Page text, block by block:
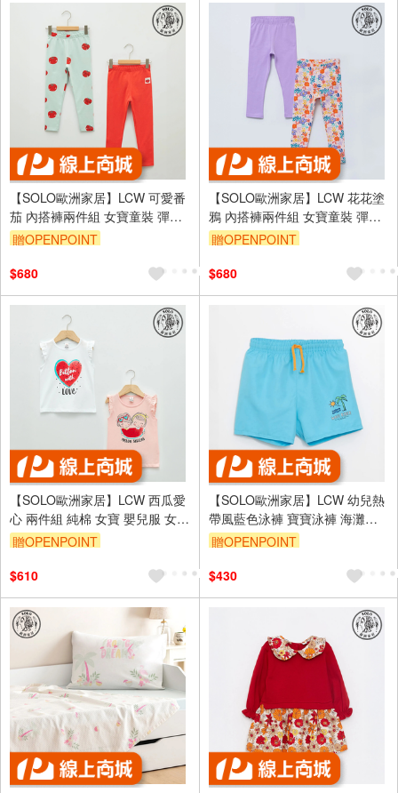
【SOLO歐洲家居】LCW 可愛番
茄 內搭褲兩件組 女寶童裝 彈性
褲 運動褲 土耳其製造
贈OPENPOINT
$680
【SOLO歐洲家居】LCW 花花塗
鴉 內搭褲兩件組 女寶童裝 彈性
褲 運動褲 土耳其製造
贈OPENPOINT
$680
【SOLO歐洲家居】LCW 西瓜愛
心 兩件組 純棉 女寶 嬰兒服 女孩
童裝 寶寶上衣 短袖 T恤 土耳其
贈OPENPOINT
$610
【SOLO歐洲家居】LCW 幼兒熱
帶風藍色泳褲 寶寶泳褲 海灘戲
水裝 土耳其製造
贈OPENPOINT
$430